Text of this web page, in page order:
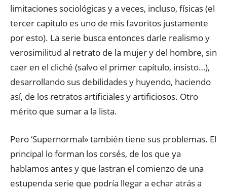
limitaciones sociológicas y a veces, incluso, físicas (el
tercer capítulo es uno de mis favoritos justamente
por esto). La serie busca entonces darle realismo y
verosimilitud al retrato de la mujer y del hombre, sin
caer en el cliché (salvo el primer capítulo, insisto…),
desarrollando sus debilidades y huyendo, haciendo
así, de los retratos artificiales y artificiosos. Otro
mérito que sumar a la lista.
Pero ‘Supernormal» también tiene sus problemas. El
principal lo forman los corsés, de los que ya
hablamos antes y que lastran el comienzo de una
estupenda serie que podría llegar a echar atrás a